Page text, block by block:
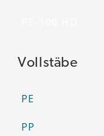
Vollstäbe
PE
PP